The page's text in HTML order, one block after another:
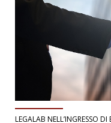
LEGALAB NELL’INGRESSO